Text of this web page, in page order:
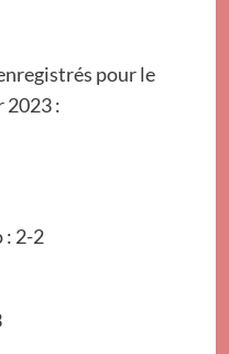
pour le
2023 :
: 2-2